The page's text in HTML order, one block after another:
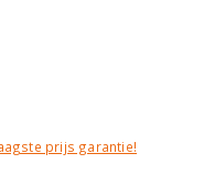
prijs garantie!